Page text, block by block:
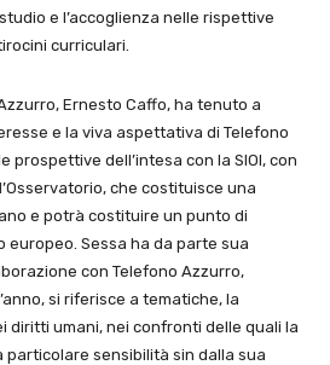
e l’accoglienza nelle rispettive
curriculari.
Ernesto Caffo, ha tenuto a
e la viva aspettativa di Telefono
prospettive dell’intesa con la SIOI, con
che costituisce una
e potrà costituire un punto di
europeo. Sessa ha da parte sua
con Telefono Azzurro,
si riferisce a tematiche, la
diritti umani, nei confronti delle quali la
particolare sensibilità sin dalla sua